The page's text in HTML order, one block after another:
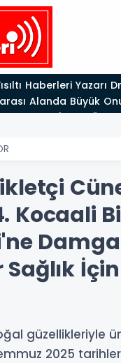
Büyük Onur:
İlham Ödülü
Kocaali
İçin
güzellikleriyle
2025